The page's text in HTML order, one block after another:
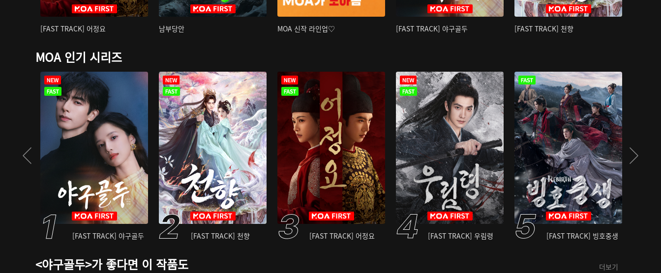
[FAST TRACK] 어정요 남부당안 MOA 신작 라인업♡ [FAST TRACK] 야구골두 [FAST TRACK] 천향
MOA 인기 시리즈
[FAST TRACK] 야구골두 [FAST TRACK] 천향 [FAST TRACK] 어정요 [FAST TRACK] 우림령 [FAST TRACK] 빙호중생
<야구골두>가 좋다면 이 작품도 더보기